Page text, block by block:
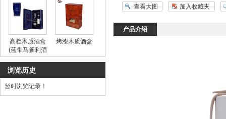
高档木质酒盒
(蓝带马爹利酒
盒)
烤漆木质酒盒
浏览历史
暂时浏览记录！
查看大图 加入收藏夹
产品介绍